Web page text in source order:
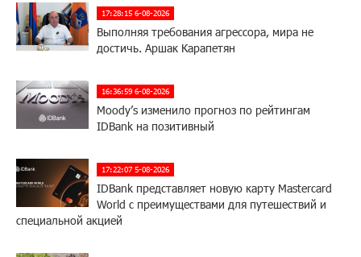
17:28:15 6-08-2026
Выполняя требования агрессора, мира не
достичь. Аршак Карапетян
16:36:59 6-08-2026
Moody’s изменило прогноз по рейтингам
IDBank на позитивный
17:22:07 5-08-2026
IDBank представляет новую карту Mastercard
World с преимуществами для путешествий и
специальной акцией